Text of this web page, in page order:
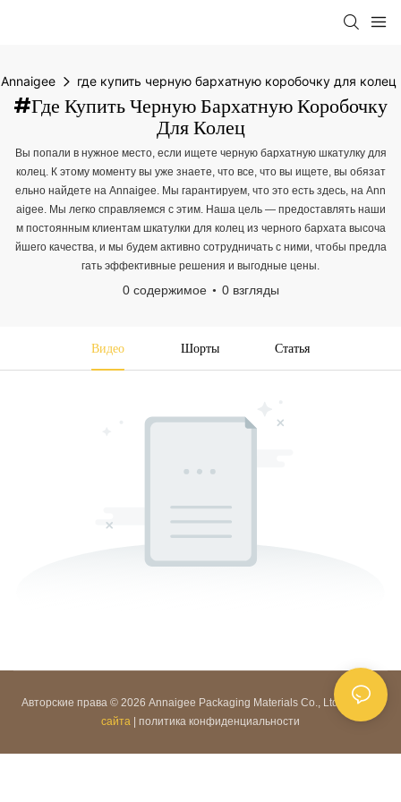
Annaigee где купить черную бархатную коробочку для колец
#где Купить Черную Бархатную Коробочку
Для Колец
Вы попали в нужное место, если ищете черную бархатную шкатулку для
колец. К этому моменту вы уже знаете, что все, что вы ищете, вы обязат
ельно найдете на Annaigee. Мы гарантируем, что это есть здесь, на Ann
aigee. Мы легко справляемся с этим. Наша цель — предоставлять наши
м постоянным клиентам шкатулки для колец из черного бархата высоча
йшего качества, и мы будем активно сотрудничать с ними, чтобы предла
гать эффективные решения и выгодные цены.
0 содержимое 0 взгляды
Видео Шорты Статья
Авторские права © 2026 Annaigee Packaging Materials Co., Ltd. |
Карта
сайта | политика конфиденциальности